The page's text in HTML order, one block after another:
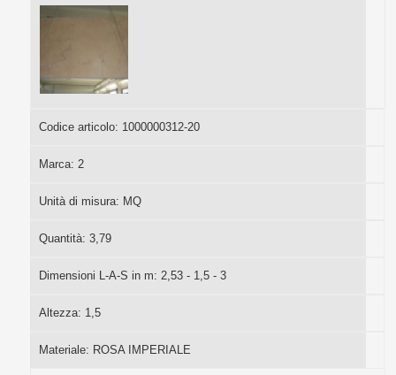
Codice articolo: 1000000312-20
Marca: 2
Unità di misura: MQ
Quantità: 3,79
Dimensioni L-A-S in m: 2,53 - 1,5 - 3
Altezza: 1,5
Materiale: ROSA IMPERIALE